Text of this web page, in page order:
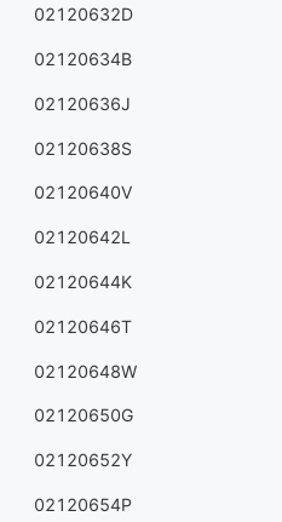
02120632D
02120634B
02120636J
02120638S
02120640V
02120642L
02120644K
02120646T
02120648W
02120650G
02120652Y
02120654P